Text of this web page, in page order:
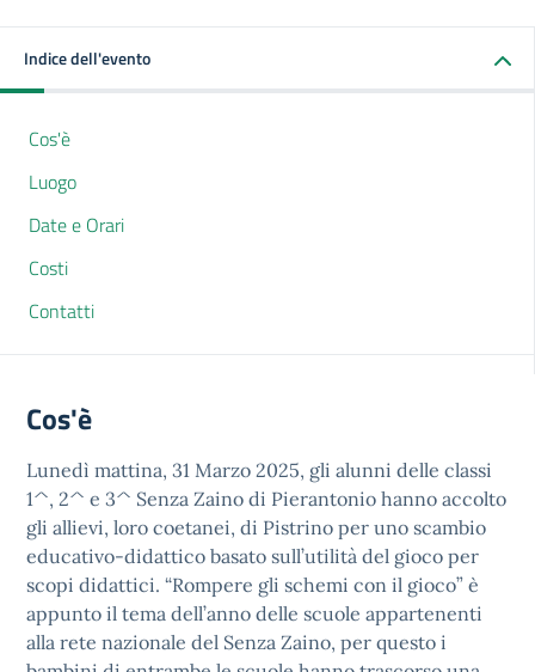
Indice dell'evento
Cos'è
Luogo
Date e Orari
Costi
Contatti
Cos'è
Lunedì mattina, 31 Marzo 2025, gli alunni delle classi
1^, 2^ e 3^ Senza Zaino di Pierantonio hanno accolto
gli allievi, loro coetanei, di Pistrino per uno scambio
educativo-didattico basato sull’utilità del gioco per
scopi didattici. “Rompere gli schemi con il gioco” è
appunto il tema dell’anno delle scuole appartenenti
alla rete nazionale del Senza Zaino, per questo i